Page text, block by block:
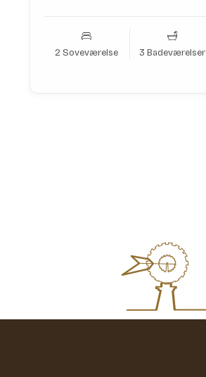
2 Soveværelse 3 Badeværelser